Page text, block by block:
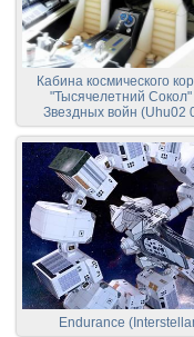
Кабина космического
"Тысячелетний Сокол"
Звездных войн (Uhu02
Endurance